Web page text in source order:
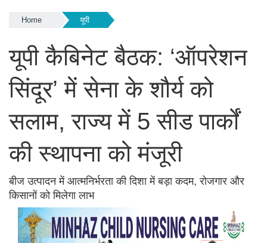
Home यूपी
यूपी कैबिनेट बैठक: ‘ऑपरेशन
सिंदूर’ में सेना के शौर्य को
सलाम, राज्य में 5 सीड पार्कों
की स्थापना को मंजूरी
बीज उत्पादन में आत्मनिर्भरता की दिशा में बड़ा कदम, रोजगार और
किसानों को मिलेगा लाभ